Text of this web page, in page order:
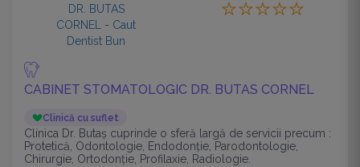
CABINET STOMATOLOGIC DR. BUTAS CORNEL
Clinică cu suflet
Clinica Dr. Butaș cuprinde o sferă largă de servicii precum :
Protetică, Odontologie, Endodonție, Parodontologie,
Chirurgie, Ortodonție, Profilaxie, Radiologie.